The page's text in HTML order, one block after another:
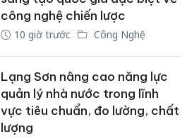
công nghệ chiến lược
10 giờ trước Công Nghệ
Lạng Sơn nâng cao năng lực
quản lý nhà nước trong lĩnh
vực tiêu chuẩn, đo lường, chất
lượng